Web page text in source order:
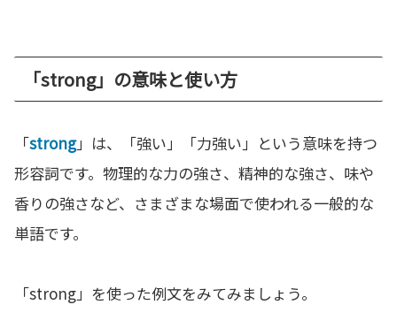
「strong」の意味と使い方
「strong」は、「強い」「力強い」という意味を持つ
形容詞です。物理的な力の強さ、精神的な強さ、味や
香りの強さなど、さまざまな場面で使われる一般的な
単語です。
「strong」を使った例文をみてみましょう。